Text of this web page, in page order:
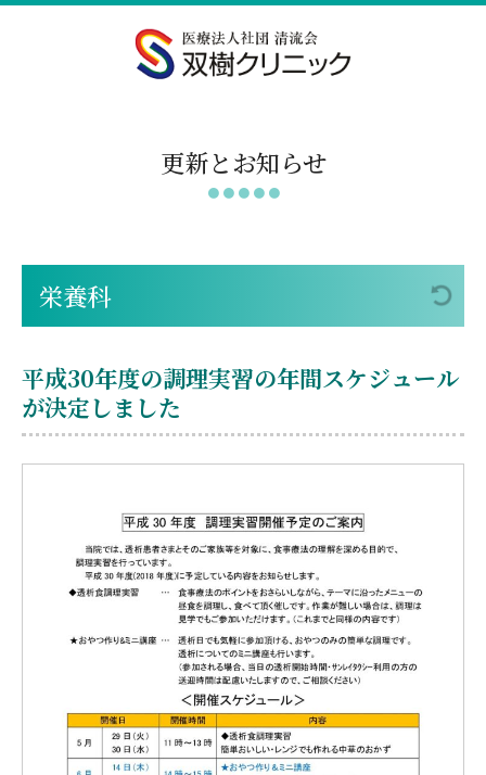
更新とお知らせ
栄養科
平成30年度の調理実習の年間スケジュール
が決定しました